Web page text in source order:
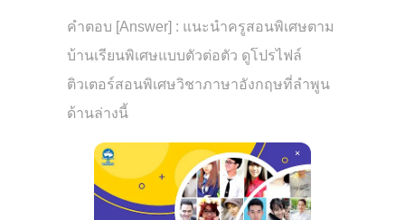
คำตอบ [Answer] : แนะนำครูสอนพิเศษตาม
บ้านเรียนพิเศษแบบตัวต่อตัว ดูโปรไฟล์
ติวเตอร์สอนพิเศษวิชาภาษาอังกฤษที่ลำพูน
ด้านล่างนี้